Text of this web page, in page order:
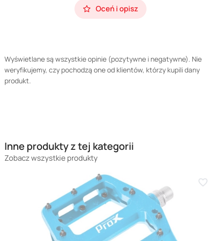
Oceń i opisz
Wyświetlane są wszystkie opinie (pozytywne i negatywne). Nie
weryfikujemy, czy pochodzą one od klientów, którzy kupili dany
produkt.
Inne produkty z tej kategorii
Zobacz wszystkie produkty